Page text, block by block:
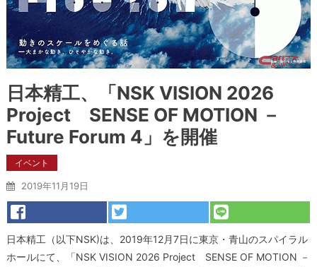
日本精工、「NSK VISION 2026
Project SENSE OF MOTION －
Future Forum 4」を開催
イベント
2019年11月19日
日本精工（以下NSK)は、2019年12月7日に東京・青山のスパイラル
ホールにて、「NSK VISION 2026 Project SENSE OF MOTION －